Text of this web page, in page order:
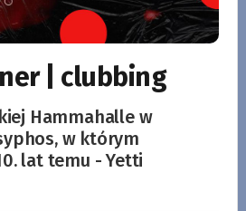
| clubbing
Hammahalle w
w którym
lat temu - Yetti